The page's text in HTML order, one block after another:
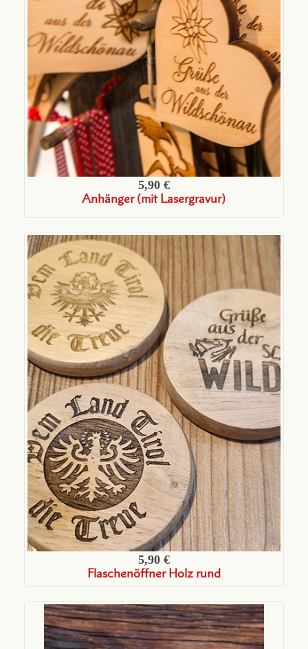
5,90 €
Anhänger (mit Lasergravur)
5,90 €
Flaschenöffner Holz rund